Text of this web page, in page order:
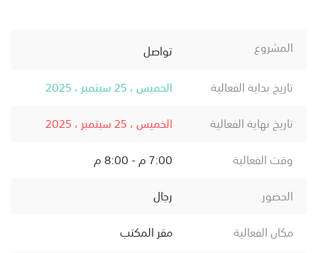
المشروع
تواصل
تاريخ بداية الفعالية
الخميس ، 25 سبتمبر ، 2025
تاريخ نهاية الفعالية
الخميس ، 25 سبتمبر ، 2025
وقت الفعالية
7:00 م - 8:00 م
الحضور
رجال
مكان الفعالية
مقر المكتب